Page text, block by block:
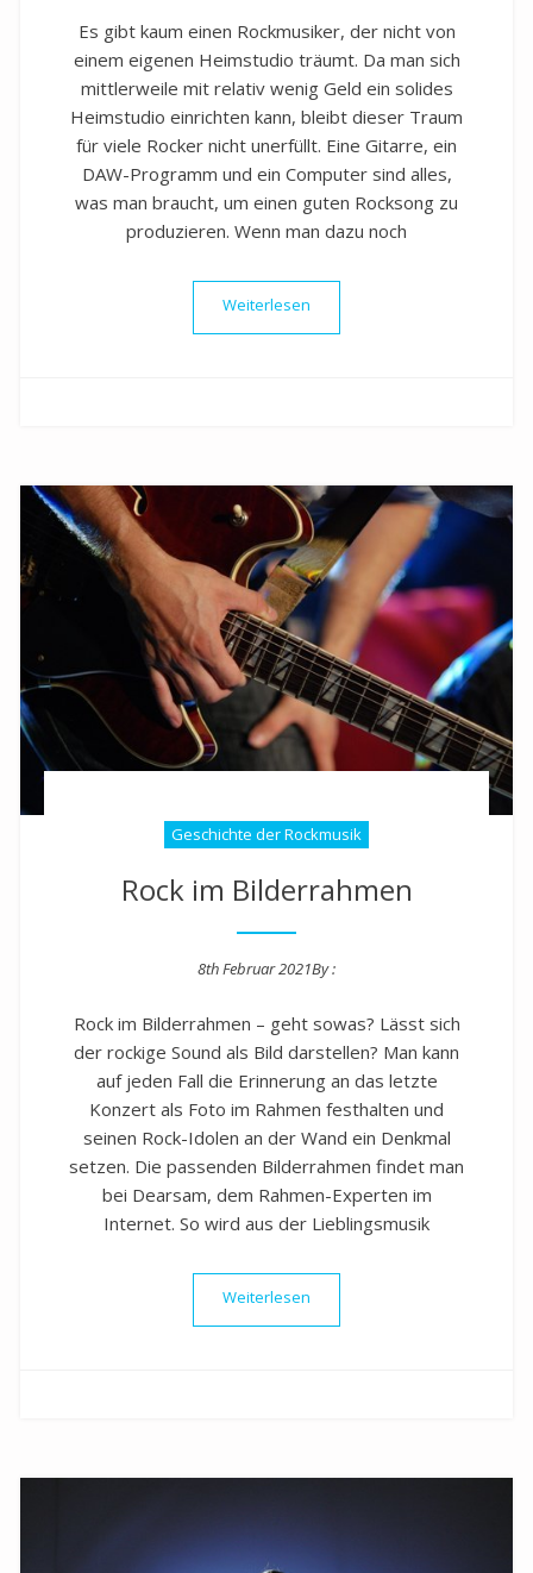
Es gibt kaum einen Rockmusiker, der nicht von
einem eigenen Heimstudio träumt. Da man sich
mittlerweile mit relativ wenig Geld ein solides
Heimstudio einrichten kann, bleibt dieser Traum
für viele Rocker nicht unerfüllt. Eine Gitarre, ein
DAW-Programm und ein Computer sind alles,
was man braucht, um einen guten Rocksong zu
produzieren. Wenn man dazu noch
Geschichte der Rockmusik
Rock im Bilderrahmen
8th Februar 2021By :
Rock im Bilderrahmen – geht sowas? Lässt sich
der rockige Sound als Bild darstellen? Man kann
auf jeden Fall die Erinnerung an das letzte
Konzert als Foto im Rahmen festhalten und
seinen Rock-Idolen an der Wand ein Denkmal
setzen. Die passenden Bilderrahmen findet man
bei Dearsam, dem Rahmen-Experten im
Internet. So wird aus der Lieblingsmusik